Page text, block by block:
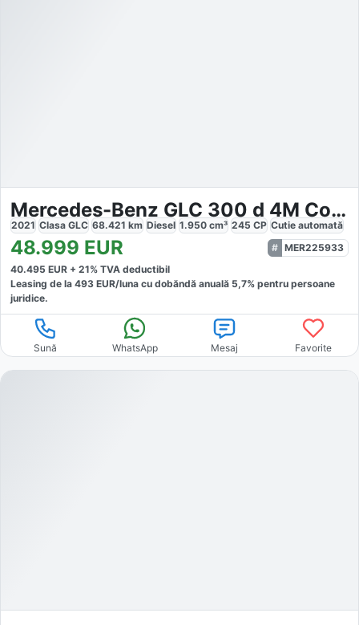
Mercedes-Benz GLC 300 d 4M Coupe
2021 Clasa GLC 68.421 km Diesel 1.950 cm³ 245 CP Cutie automată
48.999 EUR
MER225933
40.495 EUR + 21% TVA deductibil
Leasing de la 493 EUR/luna cu dobăndă anuală 5,7% pentru persoane
juridice.
Sună WhatsApp Mesaj Favorite